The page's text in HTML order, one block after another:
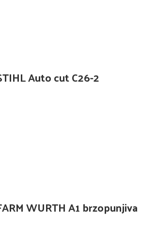
Auto cut C26-2
WURTH A1 brzopunjiva